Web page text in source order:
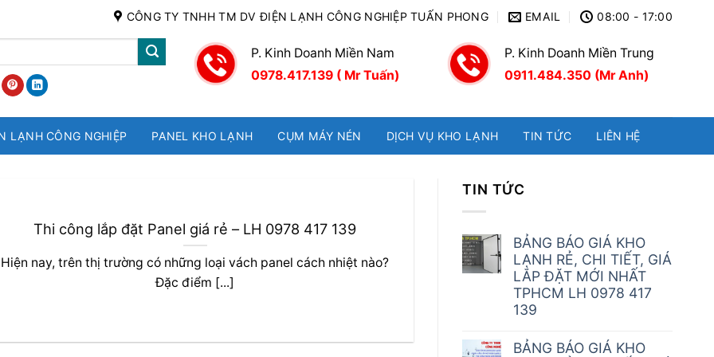
CÔNG TY TNHH TM DV ĐIỆN LẠNH CÔNG NGHIỆP TUẤN PHONG EMAIL 08:00 - 17:00
P. Kinh Doanh Miền Nam
0978.417.139 ( Mr Tuấn)
P. Kinh Doanh Miền Trung
0911.484.350 (Mr Anh)
LẠNH CÔNG NGHIỆP PANEL KHO LẠNH CỤM MÁY NÉN DỊCH VỤ KHO LẠNH TIN TỨC LIÊN HỆ
Thi công lắp đặt Panel giá rẻ – LH 0978 417 139
Hiện nay, trên thị trường có những loại vách panel cách nhiệt nào?
Đặc điểm [...]
TIN TỨC
BẢNG BÁO GIÁ KHO
LẠNH RẺ, CHI TIẾT, GIÁ
LẮP ĐẶT MỚI NHẤT
TPHCM LH 0978 417
139
BẢNG BÁO GIÁ KHO